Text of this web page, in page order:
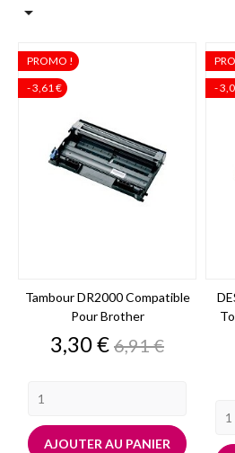

Tambour DR2000 Compatible
Pour Brother
Prix
3,30 €Prix
de
6,91 €
AJOUTER AU PANIER
PROMO !
- 3,61 €
-